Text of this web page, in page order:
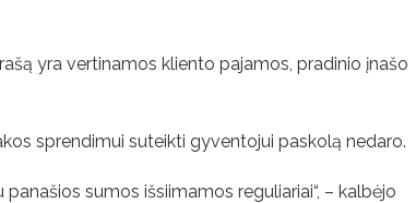
yra vertinamos kliento pajamos, pradinio įnašo
sprendimui suteikti gyventojui paskolą nedaro.
sumos išsiimamos reguliariai“, – kalbėjo